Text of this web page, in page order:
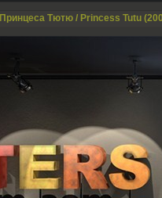
Принцеса Тютю / Princess Tutu